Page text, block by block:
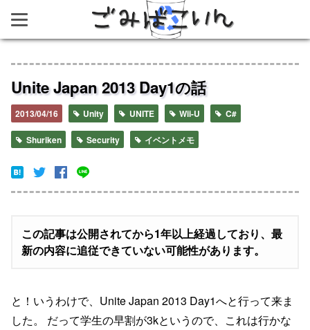
Unite Japan 2013 Day1の話
2013/04/16 Unity UNITE Wii-U C#
Shuriken Security イベントメモ
この記事は公開されてから1年以上経過しており、最
新の内容に追従できていない可能性があります。
と！いうわけで、Unite Japan 2013 Day1へと行って来ま
した。 だって学生の早割が3kというので、これは行かな
ごみばこいん